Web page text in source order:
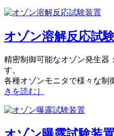
オゾン溶解反応試
精密制御可能なオゾン発生器
す。
各種オゾンモニタで様々な制
きを読む］